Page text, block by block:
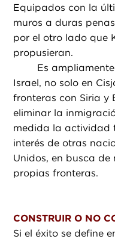
Equipados con la
muros a duras
por el otro lado que
propusieran.
Es
Israel, no solo en
fronteras con Siria y
eliminar la
medida la actividad
interés de otras
Unidos, en busca
propias fronteras.
CONSTRUIR O NO
Si el éxito se define